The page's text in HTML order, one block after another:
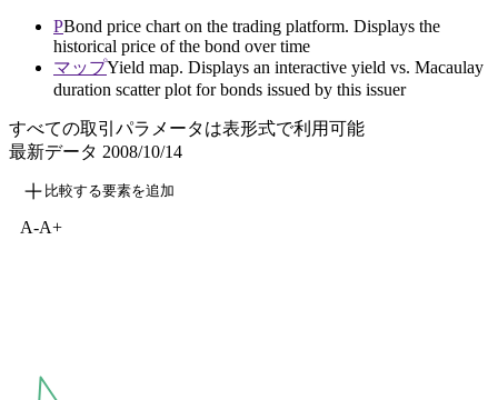
PBond price chart on the trading platform. Displays the
historical price of the bond over time
マップYield map. Displays an interactive yield vs. Macaulay
duration scatter plot for bonds issued by this issuer
すべての取引パラメータは表形式で利用可能
最新データ 2008/10/14
比較する要素を追加